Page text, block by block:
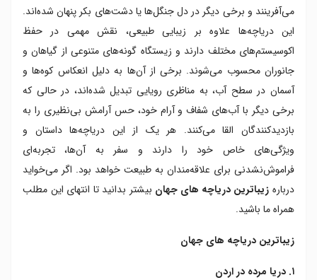
۷. دریاچه کایانگان در فیلیپین
۸. دریاچه تال نو در تایلند
۹. دریاچه ایچام شمال گرمسیری کویینزلند
۱۰. دریاچه کاواگوچی کو در ژاپن
۱۱. دریاچه ناکورو در کنیا
۱۲. دریاچه کومو در ایتالیا
۱۴. تالاب هات در غرب استرالیا
۱۷. دریاچه لوسرن در سوئیس
۱۸. دریاچه های پلیتویچ در کرواسی
۲۰. دریاچه ساییما در فنلاند
می‌آفرینند و برخی دیگر در دل جنگل‌ها یا دشت‌های بکر پنهان شده‌اند.
این دریاچه‌ها علاوه بر زیبایی طبیعی، نقش مهمی در حفظ
اکوسیستم‌های مختلف دارند و زیستگاه گونه‌های متنوعی از گیاهان و
جانوران محسوب می‌شوند. برخی از آن‌ها به دلیل انعکاس کوه‌ها و
آسمان در سطح آب، به مناظری رویایی تبدیل شده‌اند، در حالی که
برخی دیگر با آب‌های شفاف و آرام خود، حس آرامش بی‌نظیری را به
بازدیدکنندگان القا می‌کنند. هر یک از این دریاچه‌ها داستان و
ویژگی‌های خاص خود را دارند و سفر به آن‌ها، تجربه‌ای
فراموش‌نشدنی برای علاقه‌مندان به طبیعت خواهد بود. اگر می‌خواید
درباره زیباترین دریاچه های جهان بیشتر بدانید تا انتهای این مطلب
همراه ما باشید.
زیباترین دریاچه های جهان
۱. دریا مرده در اردن